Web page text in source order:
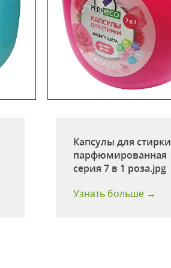
Капсулы для стирки
парфюмированная
серия 7 в 1 роза.jpg
Узнать больше →